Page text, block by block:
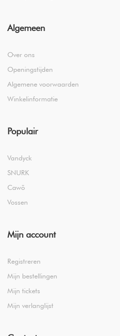
Algemeen
Over ons
Openingstijden
Algemene voorwaarden
Winkelinformatie
Populair
Vandyck
SNURK
Cawö
Vossen
Mijn account
Registreren
Mijn bestellingen
Mijn tickets
Mijn verlanglijst